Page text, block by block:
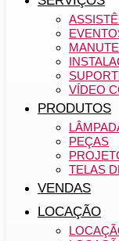
VÍDEO
PRODUTOS
PEÇAS
TELAS
VENDAS
LOCAÇÃO